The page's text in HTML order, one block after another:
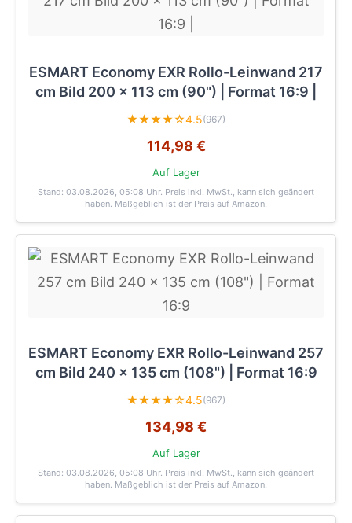
ESMART Economy EXR Rollo-Leinwand 217
cm Bild 200 x 113 cm (90") | Format 16:9 |
★★★★☆4.5(967)
114,98 €
Auf Lager
Stand: 03.08.2026, 05:08 Uhr. Preis inkl. MwSt., kann sich geändert
haben. Maßgeblich ist der Preis auf Amazon.
ESMART Economy EXR Rollo-Leinwand 257
cm Bild 240 x 135 cm (108") | Format 16:9
★★★★☆4.5(967)
134,98 €
Auf Lager
Stand: 03.08.2026, 05:08 Uhr. Preis inkl. MwSt., kann sich geändert
haben. Maßgeblich ist der Preis auf Amazon.